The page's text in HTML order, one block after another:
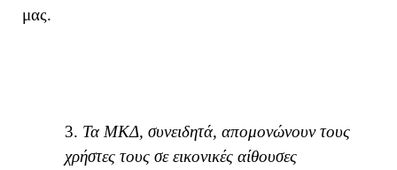
μας.
3. Τα ΜΚΔ, συνειδητά, απομονώνουν τους
χρήστες τους σε εικονικές αίθουσες